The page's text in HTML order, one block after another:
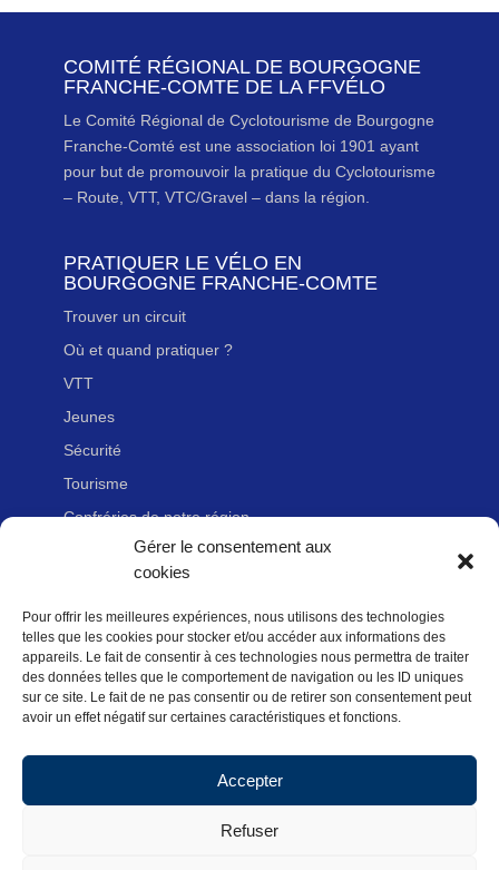
Gérer le consentement aux
cookies
Pour offrir les meilleures expériences, nous utilisons des technologies
telles que les cookies pour stocker et/ou accéder aux informations des
appareils. Le fait de consentir à ces technologies nous permettra de traiter
des données telles que le comportement de navigation ou les ID uniques
sur ce site. Le fait de ne pas consentir ou de retirer son consentement peut
avoir un effet négatif sur certaines caractéristiques et fonctions.
Accepter
Refuser
COMITÉ RÉGIONAL DE BOURGOGNE
FRANCHE-COMTE DE LA FFVÉLO
Le Comité Régional de Cyclotourisme de Bourgogne
Franche-Comté est une association loi 1901 ayant
pour but de promouvoir la pratique du Cyclotourisme
– Route, VTT, VTC/Gravel – dans la région.
PRATIQUER LE VÉLO EN
BOURGOGNE FRANCHE-COMTE
Trouver un circuit
Où et quand pratiquer ?
VTT
Jeunes
Sécurité
Tourisme
Confréries de notre région
Nous contacter
Adhérer à la Fédération Française de cyclotourisme
Newsletter
Mentions légales
Politique des données personnelles
Politique de cookies (UE)